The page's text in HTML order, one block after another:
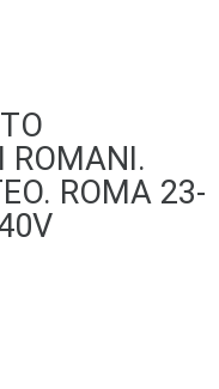
ROMANI.
ROMA 23-